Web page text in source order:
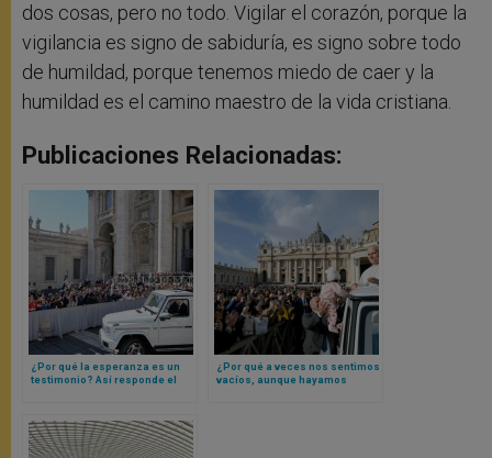
dos cosas, pero no todo. Vigilar el corazón, porque la
vigilancia es signo de sabiduría, es signo sobre todo
de humildad, porque tenemos miedo de caer y la
humildad es el camino maestro de la vida cristiana.
Publicaciones Relacionadas:
¿Por qué la esperanza es un
testimonio? Así responde el
¿Por qué a veces nos sentimos
vacíos, aunque hayamos